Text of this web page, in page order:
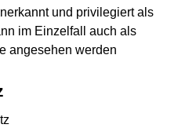
und privilegiert als
im Einzelfall auch als
angesehen werden